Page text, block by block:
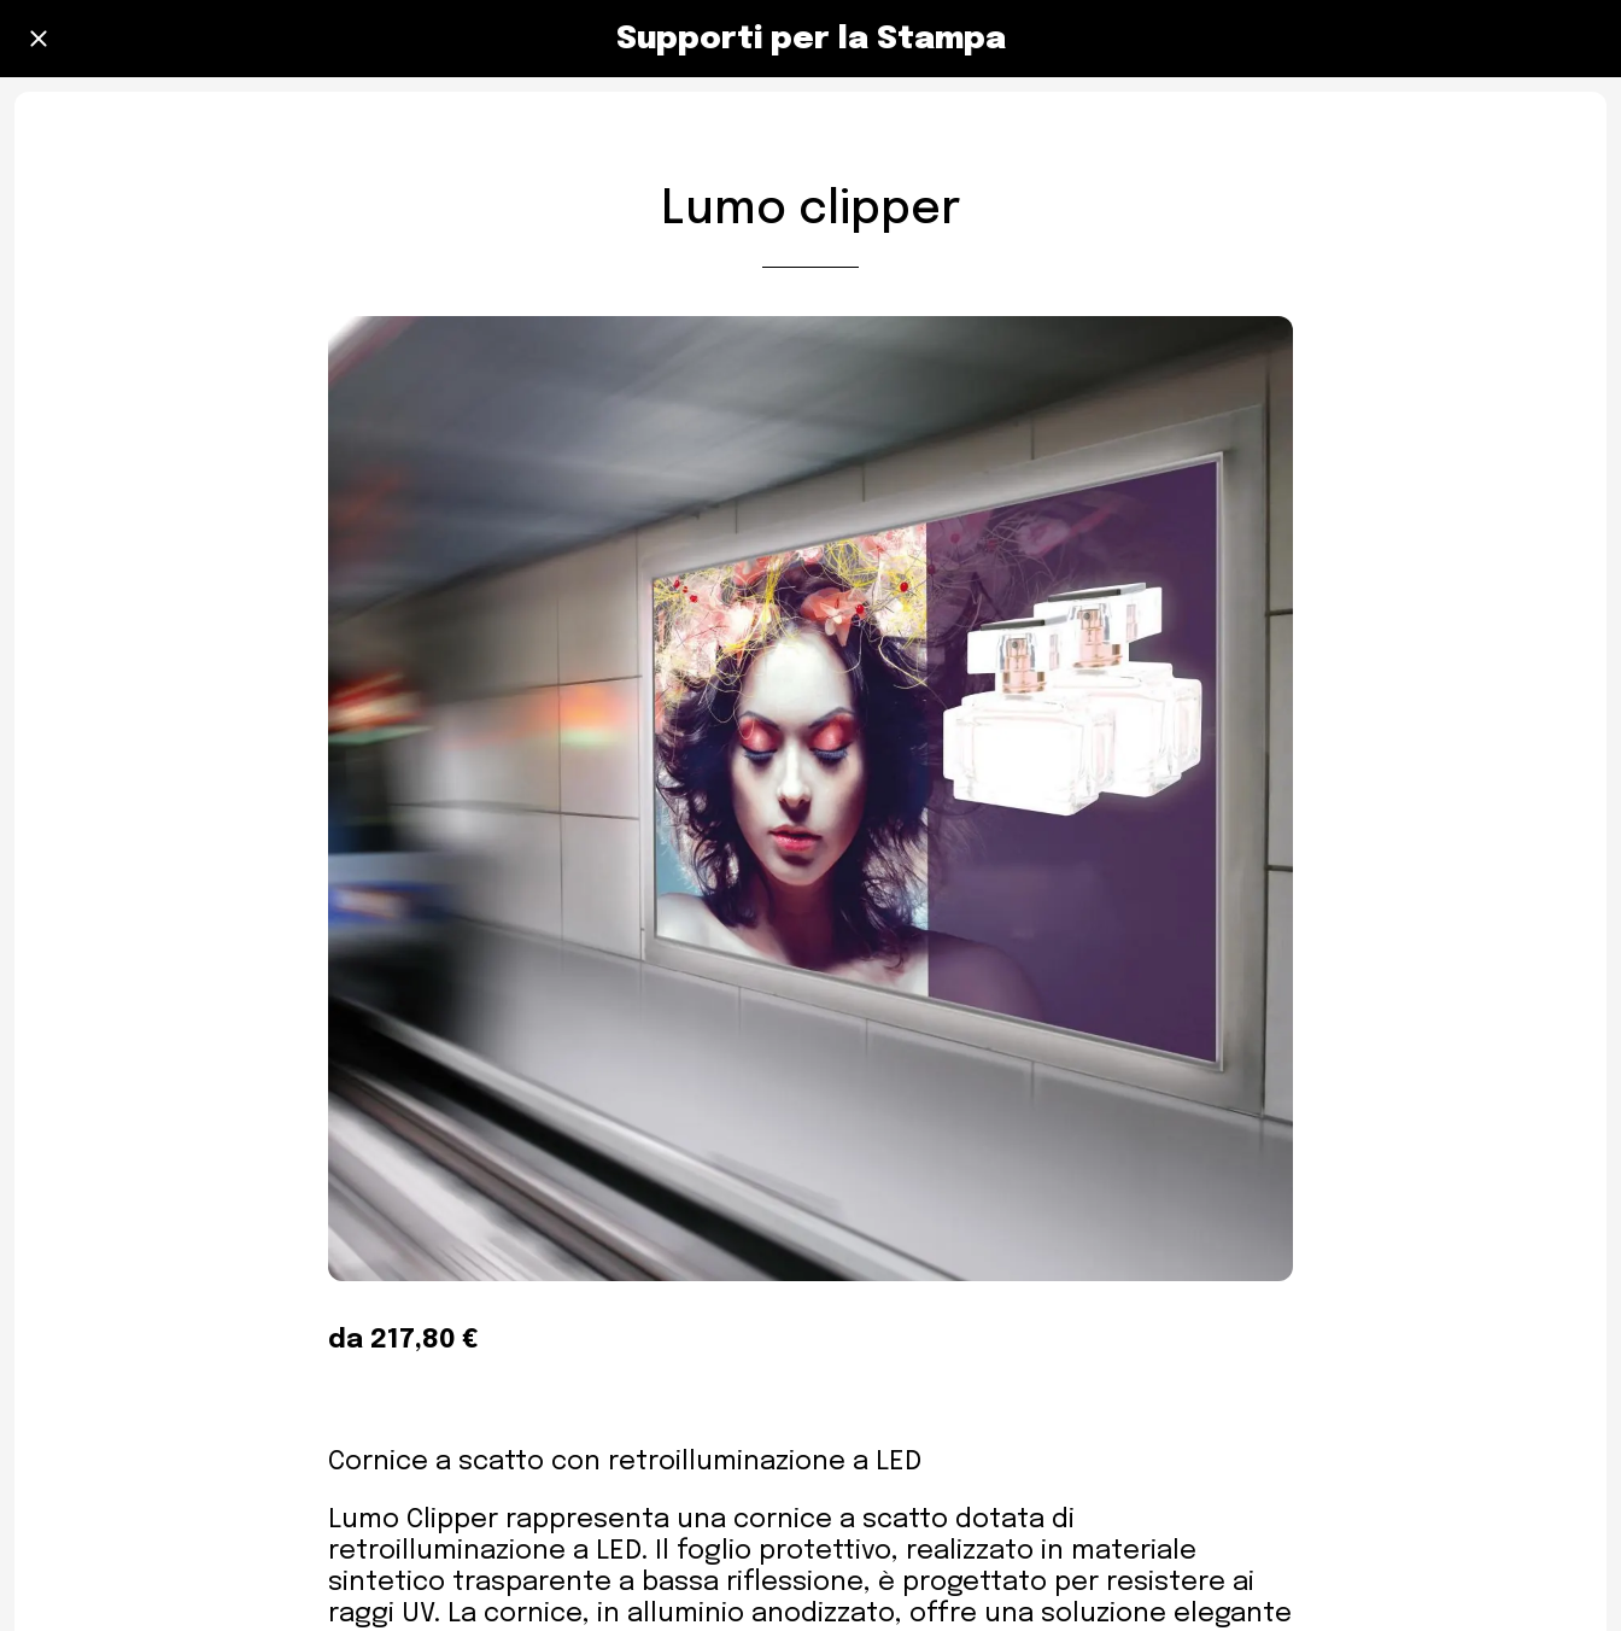
Supporti per la Stampa
Lumo clipper
da 217,80 €
Cornice a scatto con retroilluminazione a LED
Lumo Clipper rappresenta una cornice a scatto dotata di
retroilluminazione a LED. Il foglio protettivo, realizzato in materiale
sintetico trasparente a bassa riflessione, è progettato per resistere ai
raggi UV. La cornice, in alluminio anodizzato, offre una soluzione elegante